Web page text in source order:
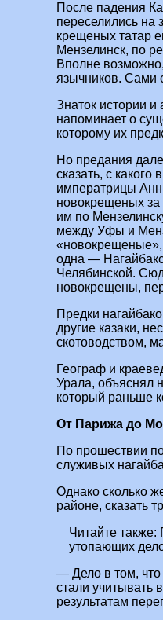
После падения
переселились на
крещеных татар
Мензелинск, по
Вполне
язычников. Сами
Знаток истории
напоминает о
которому их
Но предания
сказать, с
императрицы
новокрещеных за
им по
между Уфы и
«новокрещеные»,
одна —
Челябинской.
новокрещены,
Предки
другие казаки,
скотоводством,
Географ и
Урала, объяснял
который раньше
От Парижа до
По прошествии
служивых
Однако сколько
районе, сказать
Читайте также:
утопающих
— Дело в том, что
стали учитывать
результатам